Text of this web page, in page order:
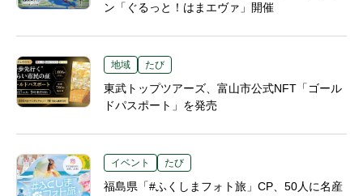
ン「ぐるっと！はまエヴァ」開催
地域 たび
東武トップツアーズ、富山市公式NFT「ゴール
ドパスポート」を発売
イベント たび
福島県「#ふくしまフォト旅」CP、50人に名産